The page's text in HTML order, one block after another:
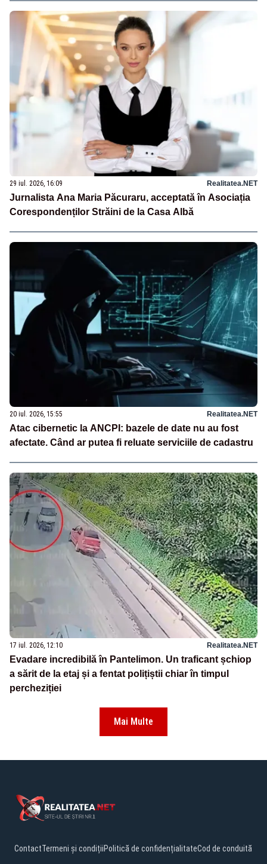
29 iul. 2026, 16:09 Realitatea.NET
Jurnalista Ana Maria Păcuraru, acceptată în Asociația
Corespondenților Străini de la Casa Albă
20 iul. 2026, 15:55 Realitatea.NET
Atac cibernetic la ANCPI: bazele de date nu au fost
afectate. Când ar putea fi reluate serviciile de cadastru
17 iul. 2026, 12:10 Realitatea.NET
Evadare incredibilă în Pantelimon. Un traficant șchiop
a sărit de la etaj și a fentat polițiștii chiar în timpul
percheziției
Mai Multe
ContactTermeni și condițiiPolitică de confidențialitateCod de conduită